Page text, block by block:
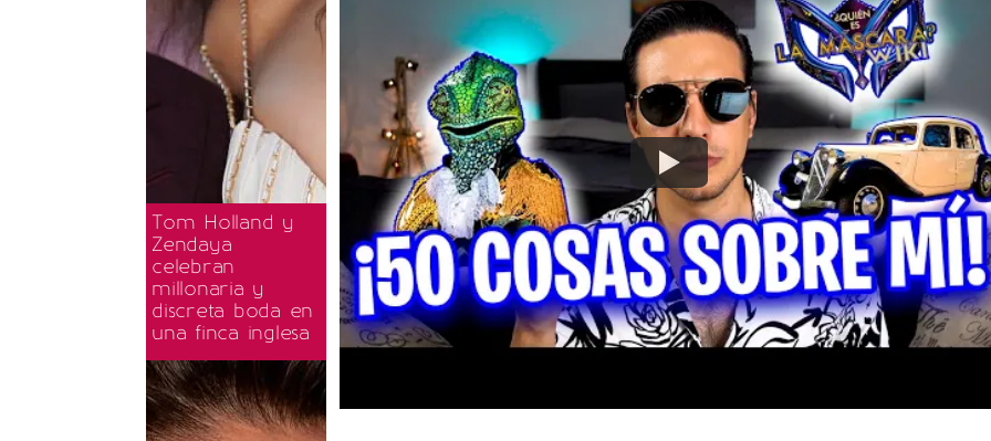
Tom Holland y
Zendaya
celebran
millonaria y
discreta boda en
una finca inglesa